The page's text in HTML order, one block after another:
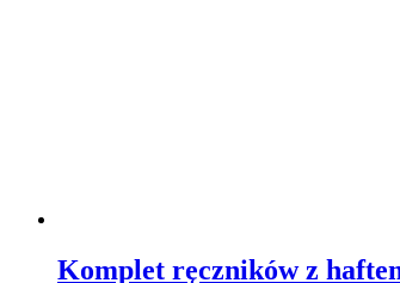
Komplet ręczników z